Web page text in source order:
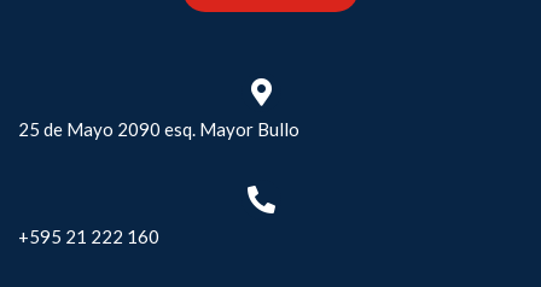
25 de Mayo 2090 esq. Mayor Bullo
+595 21 222 160